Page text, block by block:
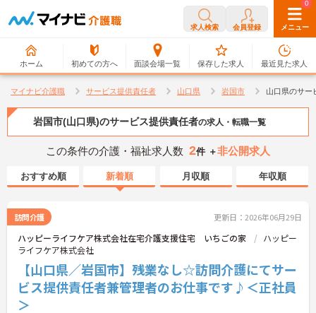
求人検索 会員登録 メニュー
ホーム 初めての方へ 面談会場一覧
0
保存した求人
0
最近見た求人
マイナビ介護職 サービス提供責任者 山口県 岩国市 山口県のサー
岩国市(山口県)のサービス提供責任者の求人・転職一覧
この条件の介護・福祉求人数 2件 ＋非公開求人
おすすめ順 新着順 月収順 年収順
訪問介護 更新日：2026年06月29日
ハッピーライフケア株式会社在宅介護支援住宅 いちごの家
ハッピー
ライフケア株式会社
【山口県／岩国市】残業なし☆訪問介護にてサー
ビス提供責任者兼管理者のお仕事です♪＜正社員
＞